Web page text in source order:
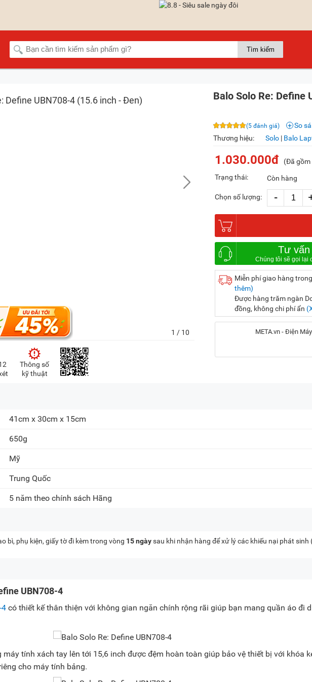
1 / 10
Thông số
kỹ thuật
Balo Solo Re: Define
(5 đánh giá)
So
Thương hiệu:
Solo | Balo
1.030.000đ
(Đã gồm
Trạng thái:
Còn hàng
Chọn số lượng: -
Tư vấn
Miễn phí giao hàng
thêm)
Được hàng trăm ngàn
đồng, không chi phí ẩn
META.vn - Điện
Địa chỉ:
41cm x 30cm x 15cm
650g
Mỹ
Trung Quốc
5 năm theo chính sách Hãng
bì, phụ kiện, giấy tờ đi kèm trong vòng 15 ngàysau khi nhận hàng để xử lý các khiếu nại phát sinh
UBN708-4
4 có thiết kế thân thiện với không gian ngăn chính rộng rãi giúp bạn mang quần áo đi
máy tính xách tay lên tới 15,6 inch được đệm hoàn toàn giúp bảo vệ thiết bị với khóa
cho máy tính bảng.